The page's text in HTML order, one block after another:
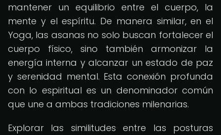
mantener un equilibrio entre el cuerpo, la
mente y el espíritu. De manera similar, en el
Yoga, las asanas no solo buscan fortalecer el
cuerpo físico, sino también armonizar la
energía interna y alcanzar un estado de paz
y serenidad mental. Esta conexión profunda
con lo espiritual es un denominador común
que une a ambas tradiciones milenarias.
Explorar las similitudes entre las posturas